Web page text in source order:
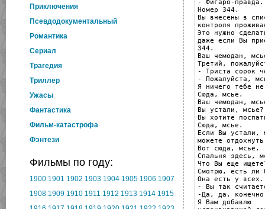
Приключения
Псевдодокументальный
Романтика
Cериал
Трагедия
Триллер
Ужасы
Фантастика
Фильм-катастрофа
Фэнтези
Фильмы по году:
1900 1901 1902 1903 1904 1905 1906 1907
1908 1909 1910 1911 1912 1913 1914 1915
- Фигаро-правда.
Номер 344.
Вы внесены в
контроля
Это нужно
даже если Вы
344.
Ваш чемодан,
Третий,
- Триста сорок
- Пожалуйста,
Я ничего тебе
Сюда, мсье.
Ваш чемодан,
Вы устали, мсье?
Вы хотите
Сюда, мсье.
Если Вы устали,
можете
Вот сюда, мсье.
Спальня здесь,
Что Вы еще
Смотрю, есть ли
Она есть у всех.
- Вы так
-Да, да,
Я Вам добавлю